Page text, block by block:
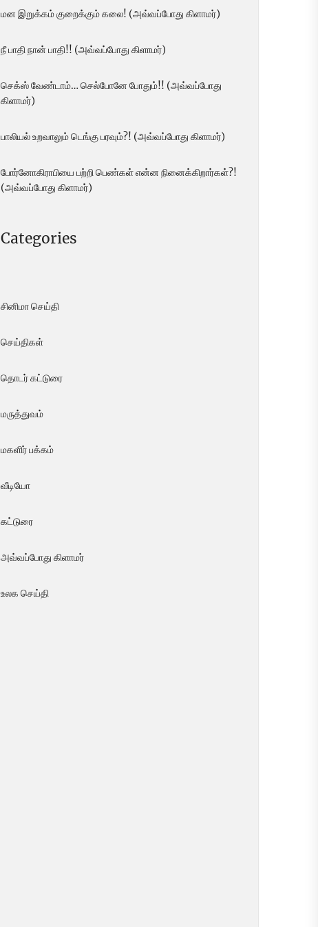
மன இறுக்கம் குறைக்கும் கலை! (அவ்வப்போது கிளாமர்)
நீ பாதி நான் பாதி!! (அவ்வப்போது கிளாமர்)
செக்ஸ் வேண்டாம்… செல்போனே போதும்!! (அவ்வப்போது
கிளாமர்)
பாலியல் உறவாலும் டெங்கு பரவும்?! (அவ்வப்போது கிளாமர்)
போர்னோகிராபியை பற்றி பெண்கள் என்ன நினைக்கிறார்கள்?!
(அவ்வப்போது கிளாமர்)
Categories
சினிமா செய்தி
செய்திகள்
தொடர் கட்டுரை
மருத்துவம்
மகளிர் பக்கம்
வீடியோ
கட்டுரை
அவ்வப்போது கிளாமர்
உலக செய்தி